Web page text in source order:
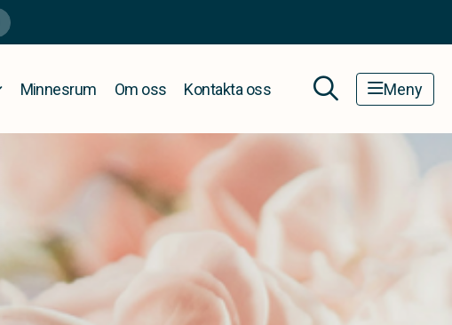
Minnesrum Om oss Kontakta oss Meny